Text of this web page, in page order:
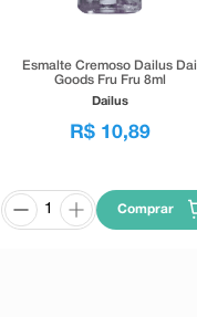
Esmalte Cremoso Dailus Dai
Goods Fru Fru 8ml
Dailus
R$ 10,89
Comprar